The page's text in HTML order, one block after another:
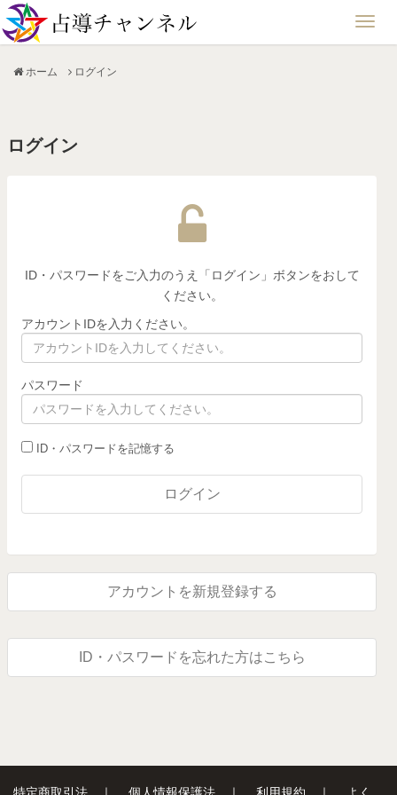
ホーム ログイン
ログイン
ID・パスワードをご入力のうえ「ログイン」ボタンをおして
ください。
アカウントIDを入力ください。
パスワード
ID・パスワードを記憶する
ログイン
アカウントを新規登録する
ID・パスワードを忘れた方はこちら